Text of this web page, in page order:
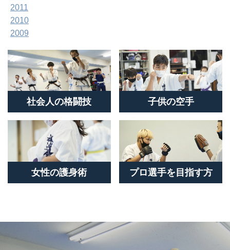
2011
2010
2009
社会人の格闘技 子供の空手
女性の護身術 プロ選手を目指す方